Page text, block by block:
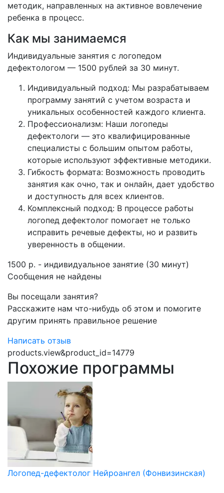
методик, направленных на активное вовлечение
ребенка в процесс.
Как мы занимаемся
Индивидуальные занятия с логопедом
дефектологом — 1500 рублей за 30 минут.
Индивидуальный подход: Мы разрабатываем
программу занятий с учетом возраста и
уникальных особенностей каждого клиента.
Профессионализм: Наши логопеды
дефектологи — это квалифицированные
специалисты с большим опытом работы,
которые используют эффективные методики.
Гибкость формата: Возможность проводить
занятия как очно, так и онлайн, дает удобство
и доступность для всех клиентов.
Комплексный подход: В процессе работы
логопед дефектолог помогает не только
исправить речевые дефекты, но и развить
уверенность в общении.
1500 р. - индивидуальное занятие (30 минут)
Сообщения не найдены
Вы посещали занятия?
Расскажите нам что-нибудь об этом и помогите
другим принять правильное решение
Написать отзыв
products.view&product_id=14779
Похожие программы
Логопед-дефектолог Нейроангел (Фонвизинская)